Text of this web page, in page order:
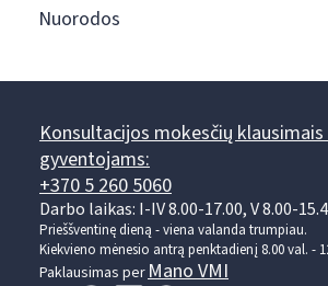
Nuorodos
Konsultacijos mokesčių
gyventojams:
+370 5 260 5060
Darbo laikas: I-IV 8.00-17.00, V 8.00-
Prieššventinę dieną - viena valanda trumpiau.
Kiekvieno mėnesio antrą penktadienį 8.00 val. -
Paklausimas per Mano VMI